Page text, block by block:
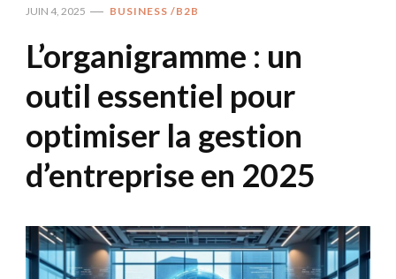
JUIN 4, 2025 BUSINESS /B2B
L’organigramme : un
outil essentiel pour
optimiser la gestion
d’entreprise en 2025